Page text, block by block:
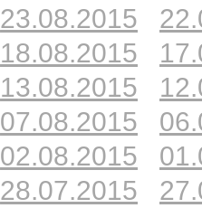
23.08.2015
18.08.2015
13.08.2015
07.08.2015
02.08.2015
28.07.2015